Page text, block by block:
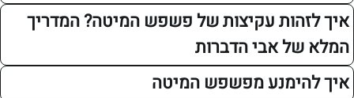
עקיצות של פשפש המיטה? המדריך
אבי הדברות
מפשפש המיטה